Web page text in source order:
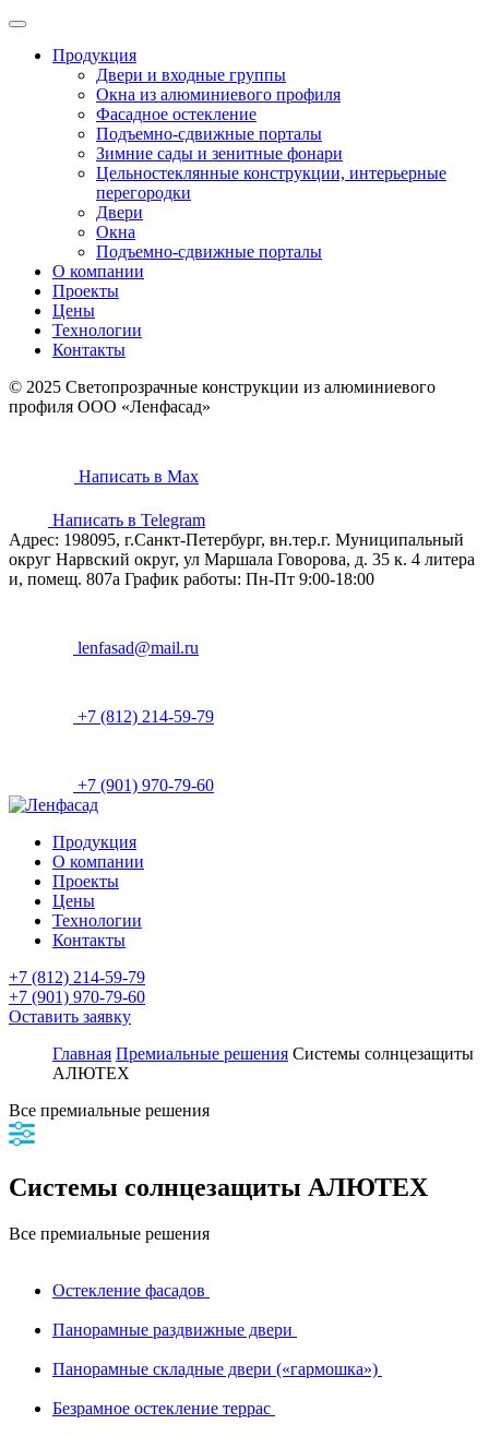
Продукция
Двери и входные группы
Окна из алюминиевого профиля
Фасадное остекление
Подъемно-сдвижные порталы
Зимние сады и зенитные фонари
Цельностеклянные конструкции, интерьерные
перегородки
Двери
Окна
Подъемно-сдвижные порталы
О компании
Проекты
Цены
Технологии
Контакты
© 2025 Светопрозрачные конструкции из алюминиевого
профиля ООО «Ленфасад»
Написать в Max
Написать в Telegram
Адрес: 198095, г.Санкт-Петербург, вн.тер.г. Муниципальный
округ Нарвский округ, ул Маршала Говорова, д. 35 к. 4 литера
и, помещ. 807а График работы: Пн-Пт 9:00-18:00
lenfasad@mail.ru
+7 (812) 214-59-79
+7 (901) 970-79-60
Продукция
О компании
Проекты
Цены
Технологии
Контакты
+7 (812) 214-59-79
+7 (901) 970-79-60
Оставить заявку
Главная Премиальные решения Системы солнцезащиты
АЛЮТЕХ
Все премиальные решения
Системы солнцезащиты АЛЮТЕХ
Все премиальные решения
Остекление фасадов
Панорамные раздвижные двери
Панорамные складные двери («гармошка»)
Безрамное остекление террас